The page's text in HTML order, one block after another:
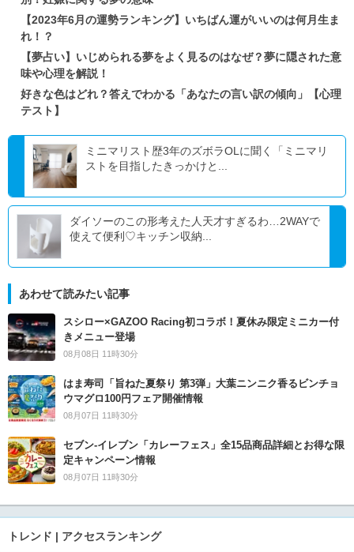
【2023年6月の運勢ランキング】いちばん運がいいのは何月生ま
れ！？
【夢占い】いじめられる夢をよく見るのはなぜ？夢に隠された意
味や心理を解説！
好きな色はどれ？答えでわかる「あなたの言い訳の傾向」【心理
テスト】
ミニマリスト歴3年のズボラOLに聞く「ミニマリ
ストを目指したきっかけと...
ダイソーのこの形考えた人天才すぎるわ…2WAYで
使えて便利♡キッチン収納...
あわせて読みたい記事
スシロー×GAZOO Racing初コラボ！夏休み限定ミニカー付
きメニュー登場
08月08日 11時30分
はま寿司「旨ねた夏祭り 第3弾」大葉ニンニク香るビンチョ
ウマグロ100円フェア開催情報
08月07日 11時30分
セブン‐イレブン「カレーフェス」全15品商品詳細とお得な限
定キャンペーン情報
08月07日 11時30分
トレンド | アクセスランキング